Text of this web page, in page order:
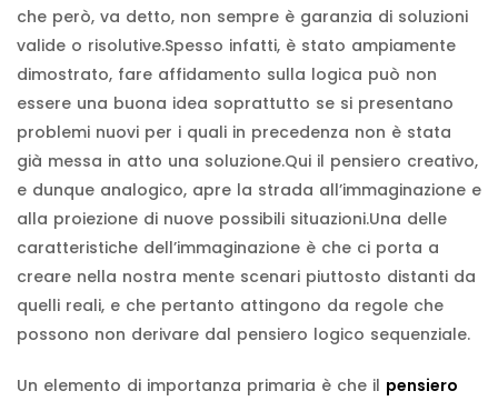
che però, va detto, non sempre è garanzia di soluzioni
valide o risolutive.Spesso infatti, è stato ampiamente
dimostrato, fare affidamento sulla logica può non
essere una buona idea soprattutto se si presentano
problemi nuovi per i quali in precedenza non è stata
già messa in atto una soluzione.Qui il pensiero creativo,
e dunque analogico, apre la strada all’immaginazione e
alla proiezione di nuove possibili situazioni.Una delle
caratteristiche dell’immaginazione è che ci porta a
creare nella nostra mente scenari piuttosto distanti da
quelli reali, e che pertanto attingono da regole che
possono non derivare dal pensiero logico sequenziale.
Un elemento di importanza primaria è che il pensiero